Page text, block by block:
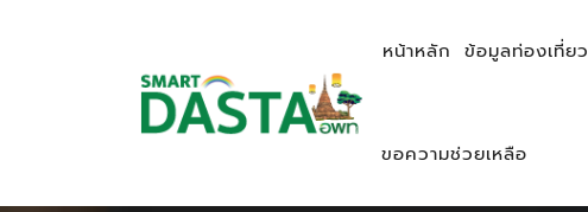
หน้าหลัก ข้อมูลท่องเที่ยว
ขอความช่วยเหลือ